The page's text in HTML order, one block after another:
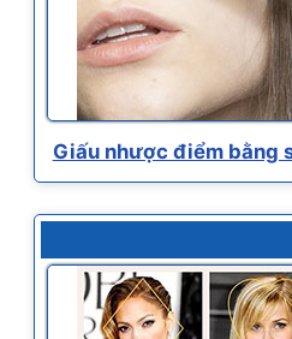
Giấu nhược điểm bằng